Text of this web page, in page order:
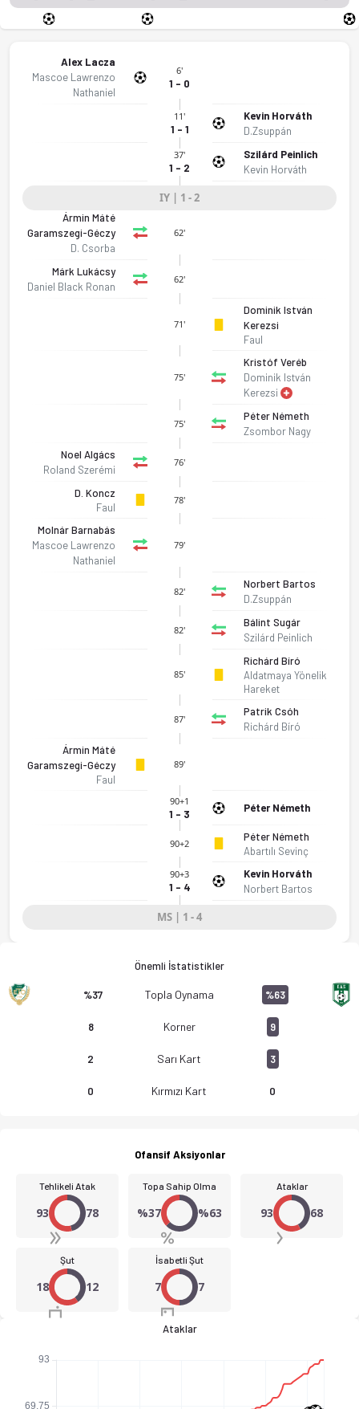
ETO Akademia - Zsambeki SK 1-4 bitti. Gol anları, kadro,
Alex Lacza
Mascoe Lawrenzo
Nathaniel
6'
1 - 0
11'
1 - 1
Kevin Horváth
D.Zsuppán
37'
1 - 2
Szilárd Peinlich
Kevin Horváth
IY | 1 - 2
Ármin Máté
Garamszegi-Géczy
D. Csorba
62'
Márk Lukácsy
Daniel Black Ronan
62'
71'
Dominik István
Kerezsi
Faul
75'
Kristóf Veréb
Dominik István
Kerezsi
75'
Péter Németh
Zsombor Nagy
Noel Algács
Roland Szerémi
76'
D. Koncz
Faul
78'
Molnár Barnabás
Mascoe Lawrenzo
Nathaniel
79'
82'
Norbert Bartos
D.Zsuppán
82'
Bálint Sugár
Szilárd Peinlich
85'
Richárd Bíró
Aldatmaya Yönelik
Hareket
87'
Patrik Csóh
Richárd Bíró
Ármin Máté
Garamszegi-Géczy
Faul
89'
90+1
1 - 3 Péter Németh
90+2
Péter Németh
Abartılı Sevinç
90+3
1 - 4
Kevin Horváth
Norbert Bartos
MS | 1 - 4
Önemli İstatistikler
%37 Topla Oynama %63
8 Korner 9
2 Sarı Kart 3
0 Kırmızı Kart 0
Ofansif Aksiyonlar
Tehlikeli Atak
93 78
Topa Sahip Olma
%37 %63
Ataklar
93 68
Şut
18 12
İsabetli Şut
7 7
Ataklar